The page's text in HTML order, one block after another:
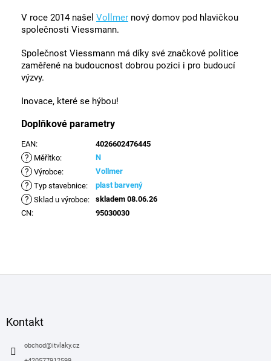
V roce 2014 našel Vollmer nový domov pod hlavičkou
společnosti Viessmann.
Společnost Viessmann má díky své značkové politice
zaměřené na budoucnost dobrou pozici i pro budoucí
výzvy.
Inovace, které se hýbou!
Doplňkové parametry
EAN: 4026602476445
? Měřítko: N
? Výrobce: Vollmer
? Typ stavebnice: plast barvený
? Sklad u výrobce:
skladem 08.06.26
CN: 95030030
Kontakt
obchod@itvlaky.cz